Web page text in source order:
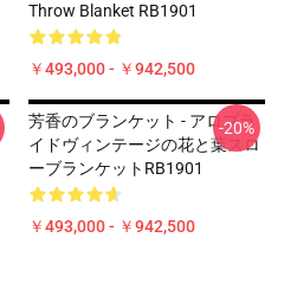
Throw Blanket RB1901
￥493,000 - ￥942,500
芳香のブランケット - アロプラ
イドヴィンテージの花と葉スロ
ーブランケットRB1901
￥493,000 - ￥942,500
-20%